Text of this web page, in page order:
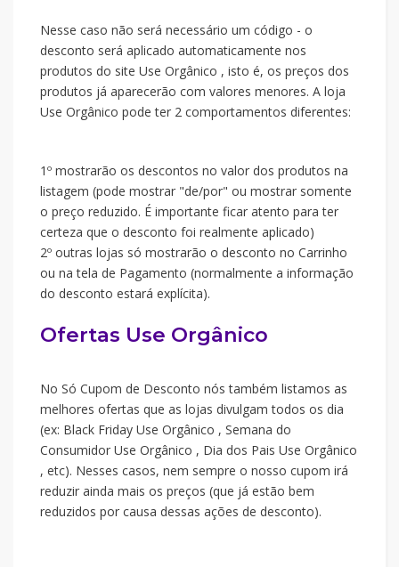
Nesse caso não será necessário um código - o
desconto será aplicado automaticamente nos
produtos do site Use Orgânico , isto é, os preços dos
produtos já aparecerão com valores menores. A loja
Use Orgânico pode ter 2 comportamentos diferentes:
1º mostrarão os descontos no valor dos produtos na
listagem (pode mostrar "de/por" ou mostrar somente
o preço reduzido. É importante ficar atento para ter
certeza que o desconto foi realmente aplicado)
2º outras lojas só mostrarão o desconto no Carrinho
ou na tela de Pagamento (normalmente a informação
do desconto estará explícita).
Ofertas Use Orgânico
No Só Cupom de Desconto nós também listamos as
melhores ofertas que as lojas divulgam todos os dia
(ex: Black Friday Use Orgânico , Semana do
Consumidor Use Orgânico , Dia dos Pais Use Orgânico
, etc). Nesses casos, nem sempre o nosso cupom irá
reduzir ainda mais os preços (que já estão bem
reduzidos por causa dessas ações de desconto).